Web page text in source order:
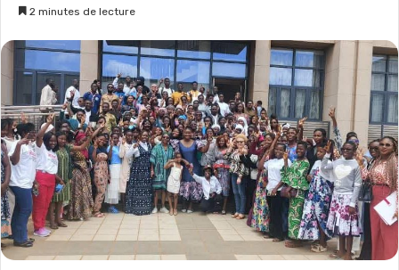
2 minutes de lecture